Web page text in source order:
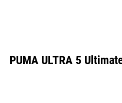
PUMA ULTRA 5